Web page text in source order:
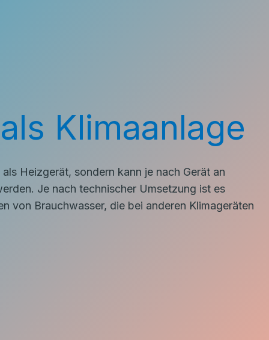
Klimaanlage
Heizgerät, sondern kann je nach Gerät an
Je nach technischer Umsetzung ist es
von Brauchwasser, die bei anderen Klimageräten